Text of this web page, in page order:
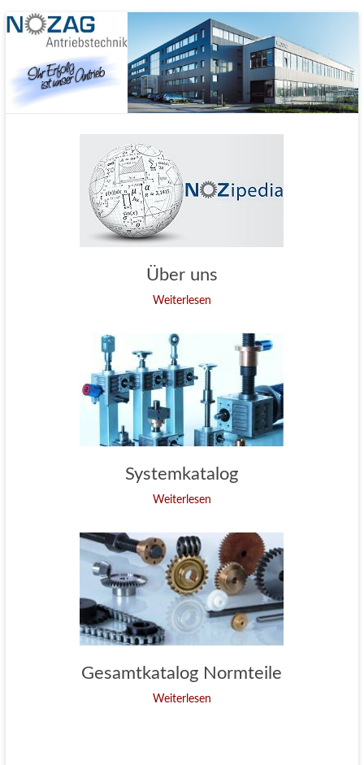
Nozag GmbH
Über uns
Weiterlesen
Systemkatalog
Weiterlesen
Gesamtkatalog Normteile
Weiterlesen